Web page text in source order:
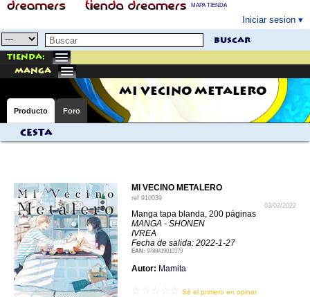
MAPA TIENDA
Iniciar sesion
buscar
Tienda:
manga
MI VECINO METALERO
Producto Foro
Cesta
MI VECINO METALERO
ref 910039
03/02/2022
Manga tapa blanda, 200 páginas
MANGA - SHONEN
IVREA
Fecha de salida: 2022-1-27
EAN: 9788419010179
Autor: Mamita
Sé el primero en opinar